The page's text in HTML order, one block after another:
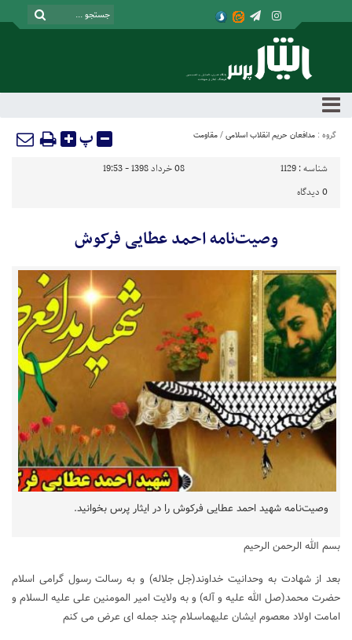
گروه : مدافعان حریم انقلاب اسلامی / مقاومت پ
شناسه : 1129
08 خرداد 1398 - 19:53
0 دیدگاه
وصیت‌نامه احمد عطایی فرکوش
وصیت‌نامه شهید احمد عطایی فرکوش را در ایثار پرس بخوانید.
بسم الله الرحمن الرحیم
بعد از شهادت به وحدانیت خداوند(جل جلاله) و به رسالت رسول گرامی اسلام
حضرت محمد(صل الله علیه و آله) و به ولایت امیر المومنین علی علیه الـسلام و
امامت اولاد معصوم ایشان علیهماسـلام چند جمله ای عرض می کنم